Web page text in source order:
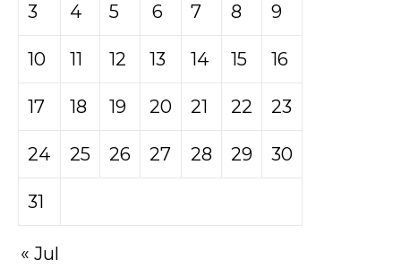
3 4 5 6 7 8 9
10 11 12 13 14 15 16
17 18 19 20 21 22 23
24 25 26 27 28 29 30
31
« Jul